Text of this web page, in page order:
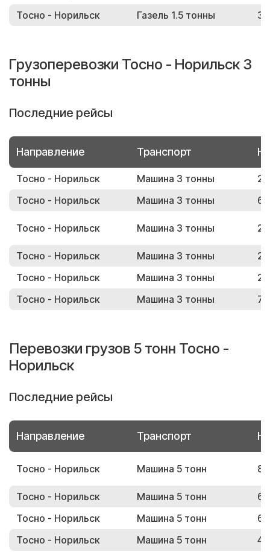
Тосно - Норильск
Газель 1.5 тонны
Грузоперевозки Тосно - Норильск 3
тонны
Последние рейсы
Направление Транспорт
Тосно - Норильск Машина 3 тонны
Тосно - Норильск
Машина 3 тонны
Тосно - Норильск Машина 3 тонны
Тосно - Норильск Машина 3 тонны
Тосно - Норильск
Машина 3 тонны
Тосно - Норильск
Машина 3 тонны
Перевозки грузов 5 тонн Тосно -
Норильск
Последние рейсы
Направление Транспорт
Тосно - Норильск Машина 5 тонн
Тосно - Норильск Машина 5 тонн
Тосно - Норильск
Машина 5 тонн
Тосно - Норильск
Машина 5 тонн